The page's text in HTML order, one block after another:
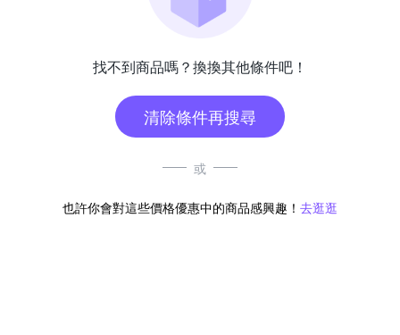
找不到商品嗎？換換其他條件吧！
清除條件再搜尋
或
也許你會對這些價格優惠中的商品感興趣！ 去逛逛